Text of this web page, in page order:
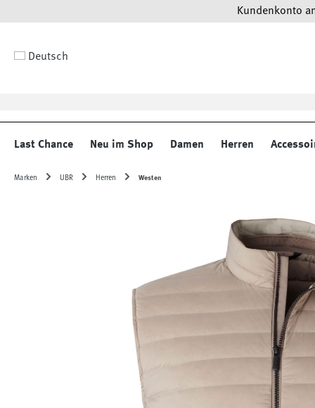
Kundenkonto
Deutsch
Last Chance Neu im Shop Damen Herren
Marken UBR Herren Westen